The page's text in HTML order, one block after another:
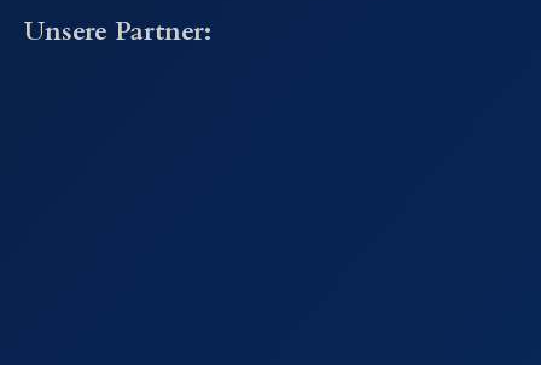
Unsere Partner: